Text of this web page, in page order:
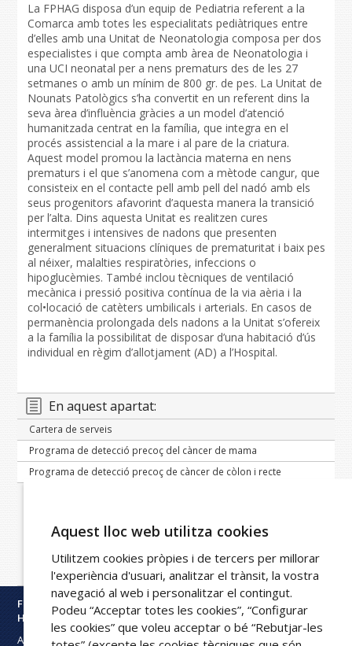
La FPHAG disposa d’un equip de Pediatria referent a la
Comarca amb totes les especialitats pediàtriques entre
d’elles amb una Unitat de Neonatologia composa per dos
especialistes i que compta amb àrea de Neonatologia i
una UCI neonatal per a nens prematurs des de les 27
setmanes o amb un mínim de 800 gr. de pes. La Unitat de
Nounats Patològics s’ha convertit en un referent dins la
seva àrea d’influència gràcies a un model d’atenció
humanitzada centrat en la família, que integra en el
procés assistencial a la mare i al pare de la criatura.
Aquest model promou la lactància materna en nens
prematurs i el que s’anomena com a mètode cangur, que
consisteix en el contacte pell amb pell del nadó amb els
seus progenitors afavorint d’aquesta manera la transició
per l’alta. Dins aquesta Unitat es realitzen cures
intermitges i intensives de nadons que presenten
generalment situacions clíniques de prematuritat i baix pes
al néixer, malalties respiratòries, infeccions o
hipoglucèmies. També inclou tècniques de ventilació
mecànica i pressió positiva contínua de la via aèria i la
col•locació de catèters umbilicals i arterials. En casos de
permanència prolongada dels nadons a la Unitat s’ofereix
a la família la possibilitat de disposar d’una habitació d’ús
individual en règim d’allotjament (AD) a l’Hospital.
En aquest apartat:
Cartera de serveis
Programa de detecció precoç del càncer de mama
Programa de detecció precoç de càncer de còlon i recte
Cartera de serveis
Mútues associades
Fundació Privada
Hospital Asil de Granollers
Avinguda Francesc Ribas s/n
Aquest lloc web utilitza cookies
Utilitzem cookies pròpies i de tercers per millorar
l'experiència d'usuari, analitzar el trànsit, la vostra
navegació al web i personalitzar el contingut.
Podeu “Acceptar totes les cookies”, “Configurar
les cookies” que voleu acceptar o bé “Rebutjar-les